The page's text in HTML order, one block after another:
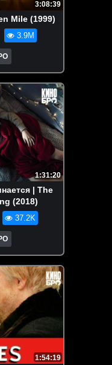
3:08:39
Mile (1999)
3.9M
1:31:20
| The
(2018)
37.2K
1:54:19